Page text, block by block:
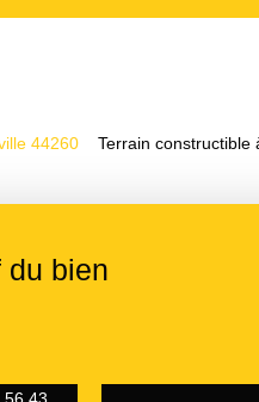
44260 Terrain constructible
du bien